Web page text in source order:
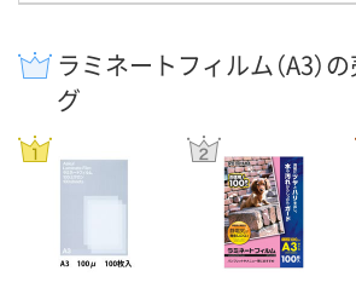
ラミネートフィルム（A3）
グ